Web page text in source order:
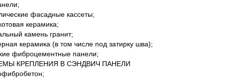
фасадные кассеты;
керамика;
камень гранит;
керамика (в том числе под затирку шва);
фиброцементные панели;
КРЕПЛЕНИЯ В СЭНДВИЧ ПАНЕЛИ